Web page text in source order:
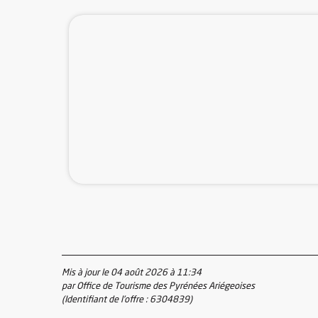
Mis à jour le 04 août 2026 à 11:34
par Office de Tourisme des Pyrénées Ariégeoises
(Identifiant de l'offre : 6304839)